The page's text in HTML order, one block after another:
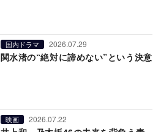
国内ドラマ 2026.07.29
関水渚の“絶対に諦めない”という決意
映画 2026.07.22